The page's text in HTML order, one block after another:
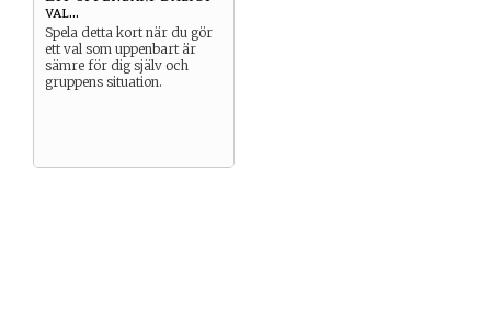
val...
Spela detta kort när du gör
ett val som uppenbart är
sämre för dig själv och
gruppens situation.